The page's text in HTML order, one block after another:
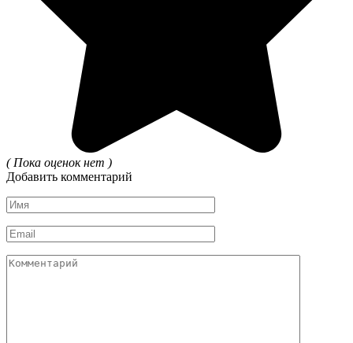
( Пока оценок нет )
Добавить комментарий
Имя
*
Email
*
Комментарий